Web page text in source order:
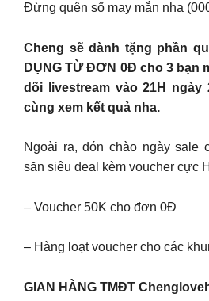
Đừng quên số may mắn nha
Cheng sẽ dành tặng phần
DỤNG TỪ ĐƠN 0Đ cho 3 bạn
dõi livestream vào 21H ngày
cùng xem kết quả nha.
Ngoài ra, đón chào ngày sale
săn siêu deal kèm voucher cực
– Voucher 50K cho đơn 0Đ
– Hàng loạt voucher cho các
GIAN HÀNG TMĐT